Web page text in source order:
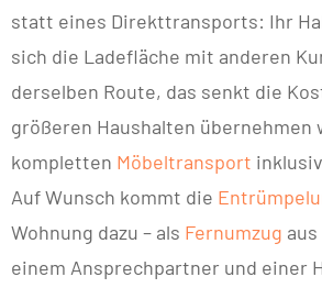
statt eines Direkttransports: Ihr
sich die Ladefläche mit anderen
derselben Route, das senkt die
größeren Haushalten übernehmen
kompletten Möbeltransport
Auf Wunsch kommt die
Wohnung dazu – als Fernumzug
einem Ansprechpartner und einer